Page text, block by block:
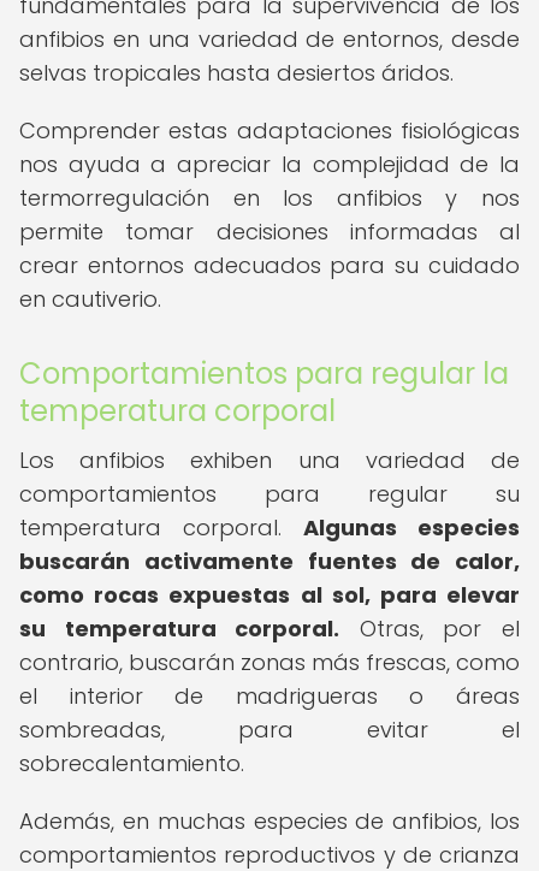
anfibios en una variedad de entornos, desde
selvas tropicales hasta desiertos áridos.
Comprender estas adaptaciones fisiológicas
nos ayuda a apreciar la complejidad de la
termorregulación en los anfibios y nos
permite tomar decisiones informadas al
crear entornos adecuados para su cuidado
en cautiverio.
Comportamientos para regular la
temperatura corporal
Los anfibios exhiben una variedad de
comportamientos para regular su
temperatura corporal. Algunas especies
buscarán activamente fuentes de calor,
como rocas expuestas al sol, para elevar
su temperatura corporal. Otras, por el
contrario, buscarán zonas más frescas, como
el interior de madrigueras o áreas
sombreadas, para evitar el
sobrecalentamiento.
Además, en muchas especies de anfibios, los
comportamientos reproductivos y de crianza